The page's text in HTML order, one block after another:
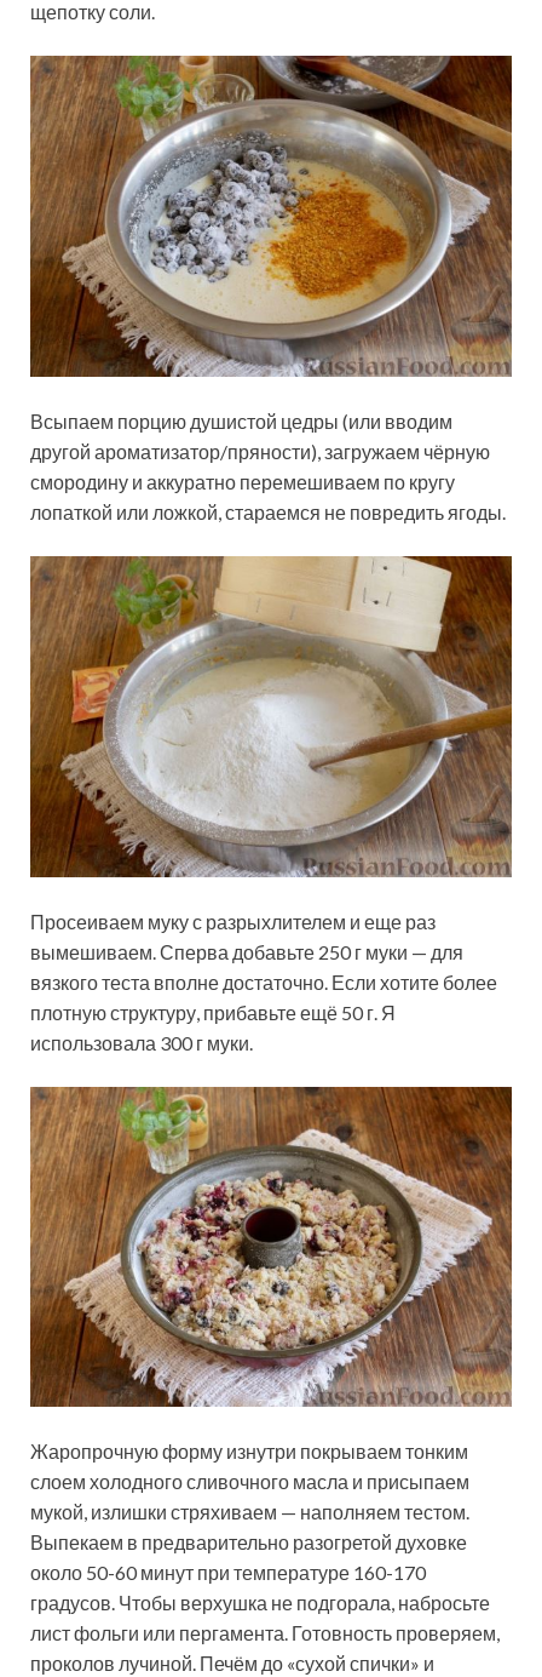
щепотку соли.
Всыпаем порцию душистой цедры (или вводим
другой ароматизатор/пряности), загружаем чёрную
смородину и аккуратно перемешиваем по кругу
лопаткой или ложкой, стараемся не повредить ягоды.
Просеиваем муку с разрыхлителем и еще раз
вымешиваем. Сперва добавьте 250 г муки — для
вязкого теста вполне достаточно. Если хотите более
плотную структуру, прибавьте ещё 50 г. Я
использовала 300 г муки.
Жаропрочную форму изнутри покрываем тонким
слоем холодного сливочного масла и присыпаем
мукой, излишки стряхиваем — наполняем тестом.
Выпекаем в предварительно разогретой духовке
около 50-60 минут при температуре 160-170
градусов. Чтобы верхушка не подгорала, набросьте
лист фольги или пергамента. Готовность проверяем,
проколов лучиной. Печём до «сухой спички» и